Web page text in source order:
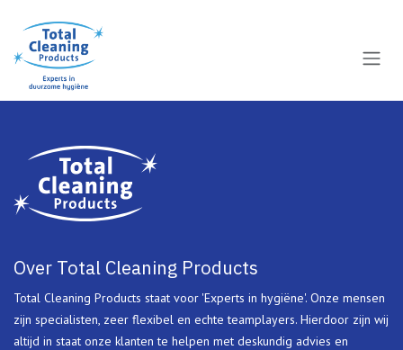
Over Total Cleaning Products
Total Cleaning Products staat voor 'Experts in hygiëne'. Onze mensen
zijn specialisten, zeer flexibel en echte teamplayers. Hierdoor zijn wij
altijd in staat onze klanten te helpen met deskundig advies en